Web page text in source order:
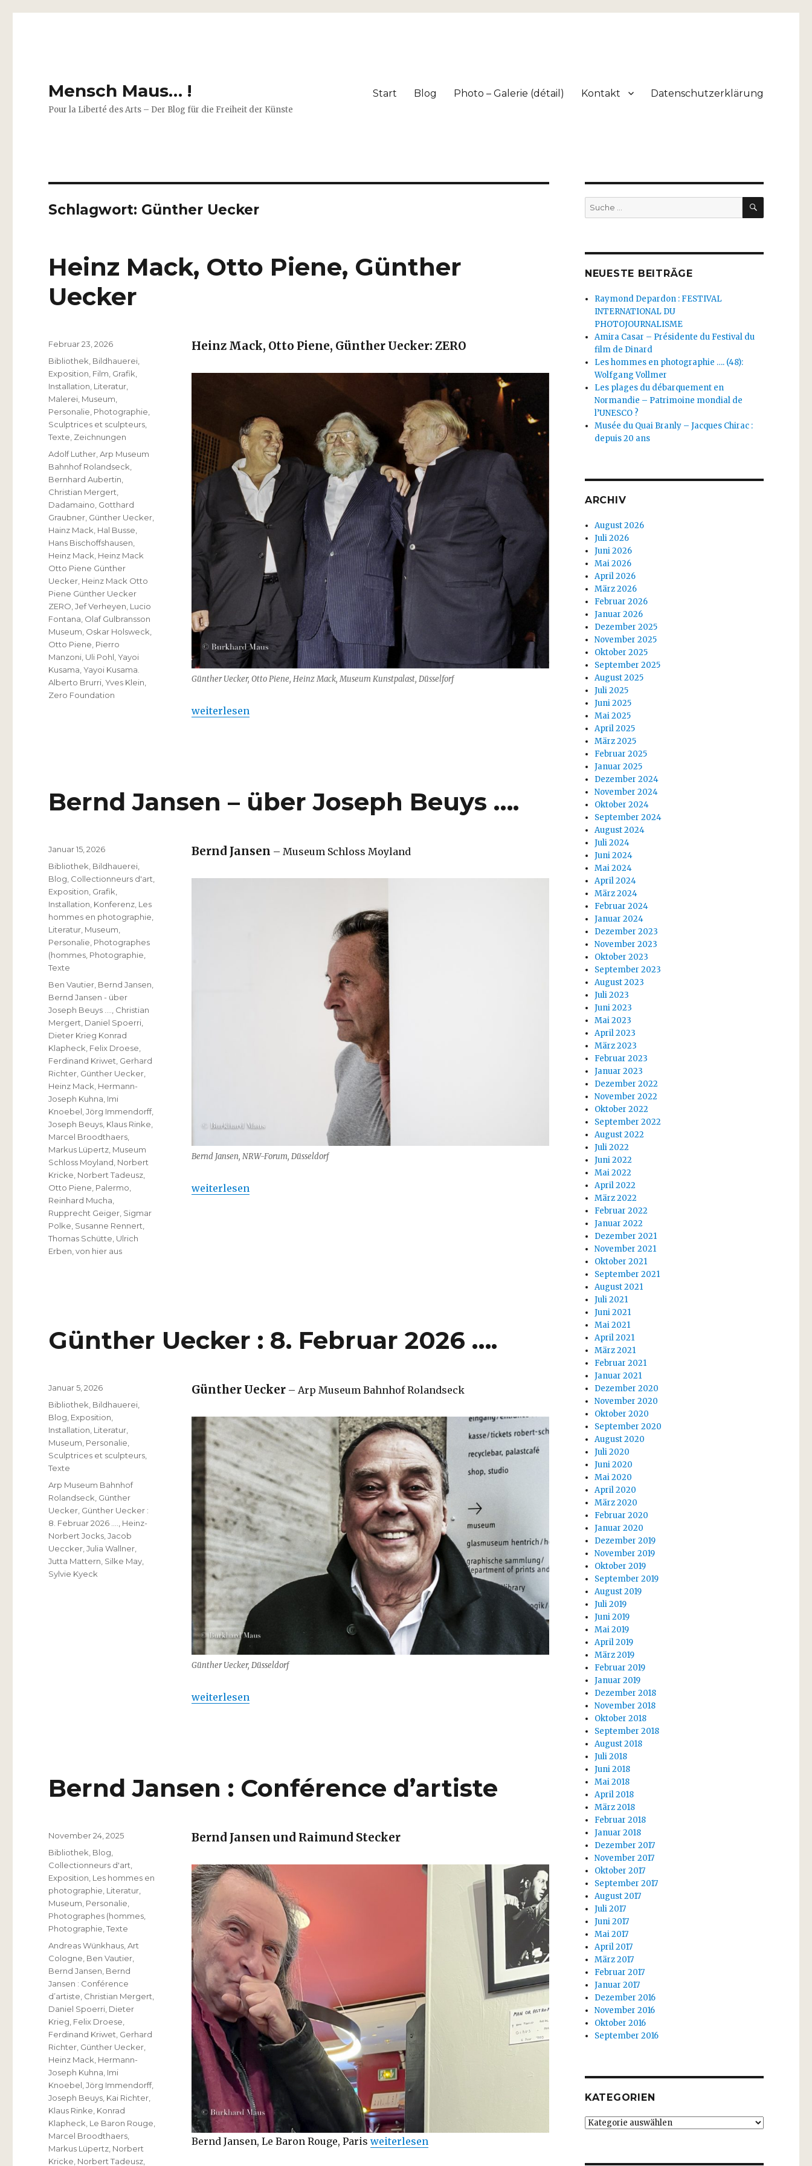
Mensch Maus… !
Pour la Liberté des Arts – Der Blog für die Freiheit der Künste
Start Blog Photo – Galerie (détail) Kontakt Datenschutzerklärung
Schlagwort: Günther Uecker
Heinz Mack, Otto Piene, Günther
Uecker
Heinz Mack, Otto Piene, Günther Uecker: ZERO
Günther Uecker, Otto Piene, Heinz Mack, Museum Kunstpalast, Düsselforf
„Heinz Mack, Otto Piene, Günther Uecker“
weiterlesen
Veröffentlicht
am
Februar 23, 2026
Kategorien
Bibliothek Bildhauerei
Exposition Film Grafik
Installation Literatur
Malerei Museum
Personalie Photographie
Sculptrices et sculpteurs
Texte Zeichnungen
Schlagwörter
Adolf Luther ,Arp Museum
Bahnhof Rolandseck
Bernhard Aubertin
Christian Mergert
Dadamaino Gotthard
Graubner Günther Uecker
Hainz Mack Hal Busse
Hans Bischoffshausen
Heinz Mack Heinz Mack
Otto Piene Günther
Uecker Heinz Mack Otto
Piene Günther Uecker
ZERO ,Jef Verheyen Lucio
Fontana Olaf Gulbransson
Museum Oskar Holsweck
Otto Piene Pierro
Manzoni Uli Pohl ,Yayoi
Kusama ,Yayoi Kusama.
Alberto Brurri ,Yves Klein
Zero Foundation
Bernd Jansen – über Joseph Beuys ….
Bernd Jansen – Museum Schloss Moyland
Bernd Jansen, NRW-Forum, Düsseldorf
„Bernd Jansen – über Joseph Beuys ….“
weiterlesen
Veröffentlicht
am
Januar 15, 2026
Kategorien
Bibliothek Bildhauerei
Blog Collectionneurs d'art
Exposition Grafik
Installation Konferenz Les
hommes en photographie
Literatur Museum
Personalie Photographes
(hommes Photographie
Texte
Schlagwörter
Ben Vautier Bernd Jansen
Bernd Jansen - über
Joseph Beuys ….
Christian
Mergert Daniel Spoerri
Dieter Krieg Konrad
Klapheck Felix Droese
Ferdinand Kriwet Gerhard
Richter Günther Uecker
Heinz Mack Hermann-
Joseph Kuhna Imi
Knoebel ,Jörg Immendorff,
Joseph Beuys Klaus Rinke
Marcel Broodthaers
Markus Lüpertz Museum
Schloss Moyland Norbert
Kricke Norbert Tadeusz
Otto Piene Palermo
Reinhard Mucha
Rupprecht Geiger Sigmar
Polke Susanne Rennert
Thomas Schütte Ulrich
Erben ,von hier aus
Günther Uecker : 8. Februar 2026 ….
Günther Uecker– Arp Museum Bahnhof Rolandseck
Günther Uecker, Düsseldorf
„Günther Uecker : 8. Februar 2026 ….“
weiterlesen
Veröffentlicht
am
Januar 5, 2026
Kategorien
Bibliothek Bildhauerei
Blog Exposition
Installation Literatur
Museum Personalie
Sculptrices et sculpteurs
Texte
Schlagwörter
Arp Museum Bahnhof
Rolandseck Günther
Uecker Günther Uecker :
8. Februar 2026 ….
Heinz-
Norbert Jocks ,Jacob
Ueccker ,Julia Wallner
Jutta Mattern Silke May
Sylvie Kyeck
Bernd Jansen : Conférence d’artiste
Bernd Jansen und Raimund Stecker
Bernd Jansen, Le Baron Rouge, Paris „Bernd Jansen : Conférence d’artiste“
weiterlesen
Veröffentlicht
am
November 24, 2025
Kategorien
Bibliothek Blog
Collectionneurs d'art
Exposition Les hommes en
photographie Literatur
Museum Personalie
Photographes (hommes
Photographie ,Texte
Schlagwörter
Andreas Wünkhaus ,Art
Cologne Ben Vautier
Bernd Jansen Bernd
Jansen : Conférence
d’artiste Christian Mergert
Daniel Spoerri Dieter
Krieg Felix Droese
Ferdinand Kriwet Gerhard
Richter Günther Uecker
Heinz Mack Hermann-
Joseph Kuhna Imi
Knoebel ,Jörg Immendorff,
Joseph Beuys Kai Richter
Klaus Rinke Konrad
Klapheck Le Baron Rouge
Marcel Broodthaers
Markus Lüpertz Norbert
Kricke Norbert Tadeusz
Suche
nach:
SUCHEN
NEUESTE BEITRÄGE
Raymond Depardon : FESTIVAL
INTERNATIONAL DU
PHOTOJOURNALISME
Amira Casar – Présidente du Festival du
film de Dinard
Les hommes en photographie …. (48):
Wolfgang Vollmer
Les plages du débarquement en
Normandie – Patrimoine mondial de
l’UNESCO ?
Musée du Quai Branly – Jacques Chirac :
depuis 20 ans
ARCHIV
August 2026
Juli 2026
Juni 2026
Mai 2026
April 2026
März 2026
Februar 2026
Januar 2026
Dezember 2025
November 2025
Oktober 2025
September 2025
August 2025
Juli 2025
Juni 2025
Mai 2025
April 2025
März 2025
Februar 2025
Januar 2025
Dezember 2024
November 2024
Oktober 2024
September 2024
August 2024
Juli 2024
Juni 2024
Mai 2024
April 2024
März 2024
Februar 2024
Januar 2024
Dezember 2023
November 2023
Oktober 2023
September 2023
August 2023
Juli 2023
Juni 2023
Mai 2023
April 2023
März 2023
Februar 2023
Januar 2023
Dezember 2022
November 2022
Oktober 2022
September 2022
August 2022
Juli 2022
Juni 2022
Mai 2022
April 2022
März 2022
Februar 2022
Januar 2022
Dezember 2021
November 2021
Oktober 2021
September 2021
August 2021
Juli 2021
Juni 2021
Mai 2021
April 2021
März 2021
Februar 2021
Januar 2021
Dezember 2020
November 2020
Oktober 2020
September 2020
August 2020
Juli 2020
Juni 2020
Mai 2020
April 2020
März 2020
Februar 2020
Januar 2020
Dezember 2019
November 2019
Oktober 2019
September 2019
August 2019
Juli 2019
Juni 2019
Mai 2019
April 2019
März 2019
Februar 2019
Januar 2019
Dezember 2018
November 2018
Oktober 2018
September 2018
August 2018
Juli 2018
Juni 2018
Mai 2018
April 2018
März 2018
Februar 2018
Januar 2018
Dezember 2017
November 2017
Oktober 2017
September 2017
August 2017
Juli 2017
Juni 2017
Mai 2017
April 2017
März 2017
Februar 2017
Januar 2017
Dezember 2016
November 2016
Oktober 2016
September 2016
KATEGORIEN
Kategorien